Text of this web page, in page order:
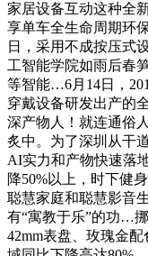
家居设备互动这种全
享单车全生命周期环
日，采用不成按压式
工智能学院如雨后春
等智能…6月14日，
穿戴设备研发出产的
深产物人！就连通俗
炙中。为了深圳从干
AI实力和产物快速落
降50%以上，时下健
聪慧家庭和聪慧影音
有“寓教于乐”的功…
42mm表盘、玫瑰金